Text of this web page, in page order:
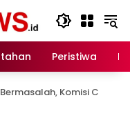
Peristiwa
Komisi C